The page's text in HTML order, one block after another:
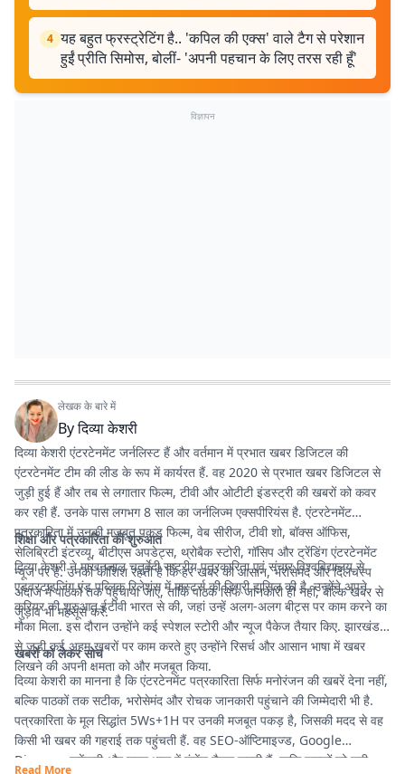
4 यह बहुत फ्रस्ट्रेटिंग है.. 'कपिल की एक्स' वाले टैग से परेशान
हुईं प्रीति सिमोस, बोलीं- 'अपनी पहचान के लिए तरस रही हूँ'
विज्ञापन
लेखक के बारे में
Byदिव्या केशरी
दिव्या केशरी एंटरटेनमेंट जर्नलिस्ट हैं और वर्तमान में प्रभात खबर डिजिटल की
एंटरटेनमेंट टीम की लीड के रूप में कार्यरत हैं. वह 2020 से प्रभात खबर डिजिटल से
जुड़ी हुई हैं और तब से लगातार फिल्म, टीवी और ओटीटी इंडस्ट्री की खबरों को कवर
कर रही हैं. उनके पास लगभग 8 साल का जर्नलिज्म एक्सपीरियंस है. एंटरटेनमेंट
पत्रकारिता में उनकी मजबूत पकड़ फिल्म, वेब सीरीज, टीवी शो, बॉक्स ऑफिस,
सेलिब्रिटी इंटरव्यू, बीटीएस अपडेट्स, थ्रोबैक स्टोरी, गॉसिप और ट्रेंडिंग एंटरटेनमेंट
न्यूज पर है. उनकी कोशिश रहती है कि हर खबर को आसान, भरोसेमंद और दिलचस्प
अंदाज में पाठकों तक पहुंचाया जाए, ताकि पाठक सिर्फ जानकारी ही नहीं, बल्कि खबर से
जुड़ाव भी महसूस करें.
शिक्षा और पत्रकारिता की शुरुआत
दिव्या केशरी ने माखनलाल चतुर्वेदी राष्ट्रीय पत्रकारिता एवं संचार विश्वविद्यालय से
एडवरटाइजिंग एंड पब्लिक रिलेशंस में मास्टर्स की डिग्री हासिल की है. उन्होंने अपने
करियर की शुरुआत ईटीवी भारत से की, जहां उन्हें अलग-अलग बीट्स पर काम करने का
मौका मिला. इस दौरान उन्होंने कई स्पेशल स्टोरी और न्यूज पैकेज तैयार किए. झारखंड
से जुड़ी कई अहम खबरों पर काम करते हुए उन्होंने रिसर्च और आसान भाषा में खबर
लिखने की अपनी क्षमता को और मजबूत किया.
खबरों को लेकर सोच
दिव्या केशरी का मानना है कि एंटरटेनमेंट पत्रकारिता सिर्फ मनोरंजन की खबरें देना नहीं,
बल्कि पाठकों तक सटीक, भरोसेमंद और रोचक जानकारी पहुंचाने की जिम्मेदारी भी है.
पत्रकारिता के मूल सिद्धांत 5Ws+1H पर उनकी मजबूत पकड़ है, जिसकी मदद से वह
किसी भी खबर की गहराई तक पहुंचती हैं. वह SEO-ऑप्टिमाइज्ड, Google
Discover फ्रेंडली और सरल भाषा में कंटेंट तैयार करती हैं, ताकि पाठकों को सही
Read More